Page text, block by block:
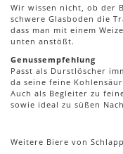
Wir wissen nicht, ob der
schwere Glasboden die
dass man mit einem
unten anstößt.
Genussempfehlung
Passt als Durstlöscher
da seine feine
Auch als Begleiter zu
sowie ideal zu süßen
Weitere Biere von